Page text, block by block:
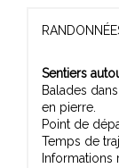
Sentiers
Balades
en pierre.
Point de
Temps de
Informations